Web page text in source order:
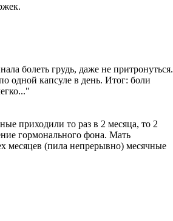
болеть грудь, даже не притронуться.
одной капсуле в день. Итог: боли
приходили то раз в 2 месяца, то 2
гормонального фона. Мать
месяцев (пила непрерывно) месячные